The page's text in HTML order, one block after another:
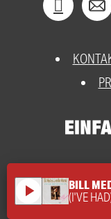
play_arrow BILL
(I'VE